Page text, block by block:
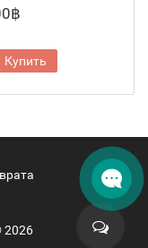
฿
Купить
2026